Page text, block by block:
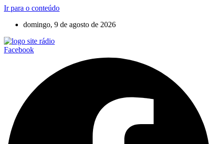
Ir para o conteúdo
domingo, 9 de agosto de 2026
Facebook